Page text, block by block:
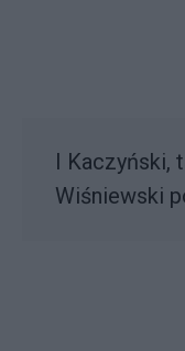
I Kaczyński,
Wiśniewski